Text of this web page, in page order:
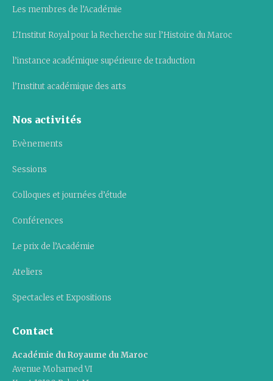
Les membres de l’Académie
L’Institut Royal pour la Recherche sur l’Histoire du Maroc
l’instance académique supérieure de traduction
l’Institut académique des arts
Nos activités
Evènements
Sessions
Colloques et journées d’étude
Conférences
Le prix de l’Académie
Ateliers
Spectacles et Expositions
Contact
Académie du Royaume du Maroc
Avenue Mohamed VI